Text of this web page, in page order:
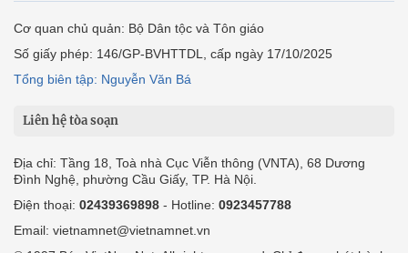
Cơ quan chủ quản: Bộ Dân tộc và Tôn giáo
Số giấy phép: 146/GP-BVHTTDL, cấp ngày 17/10/2025
Tổng biên tập: Nguyễn Văn Bá
Liên hệ tòa soạn
Địa chỉ: Tầng 18, Toà nhà Cục Viễn thông (VNTA), 68 Dương
Đình Nghệ, phường Cầu Giấy, TP. Hà Nội.
Điện thoại: 02439369898 - Hotline: 0923457788
Email: vietnamnet@vietnamnet.vn